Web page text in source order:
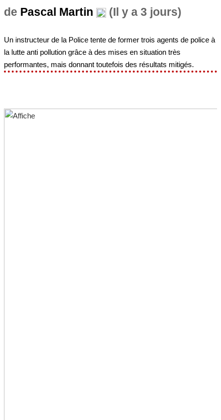
de Pascal Martin (Il y a 3 jours)
Un instructeur de la Police tente de former trois agents de police à
la lutte anti pollution grâce à des mises en situation très
performantes, mais donnant toutefois des résultats mitigés.